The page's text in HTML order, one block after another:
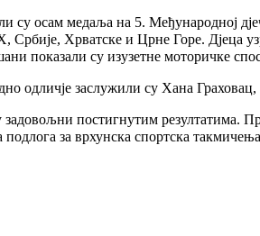
осам медаља на 5. Међународној
Хрватске и Црне Горе. Дјеца
показали су изузетне моторичке
одличје заслужили су Хана
постигнутим резултатима.
за врхунска спортска